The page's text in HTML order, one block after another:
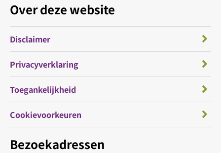
Bezoekadressen
Over deze website
Disclaimer
Privacyverklaring
Toegankelijkheid
Cookievoorkeuren